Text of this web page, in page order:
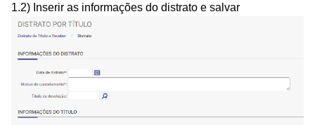
1.2) Inserir as informações do distrato e salvar